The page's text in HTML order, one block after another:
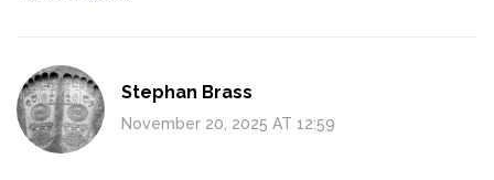
Stephan Brass
November 20, 2025 AT 12:59